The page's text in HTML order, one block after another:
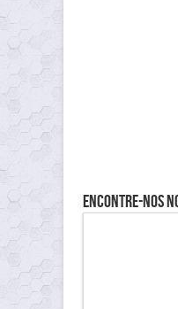
Encontre-nos